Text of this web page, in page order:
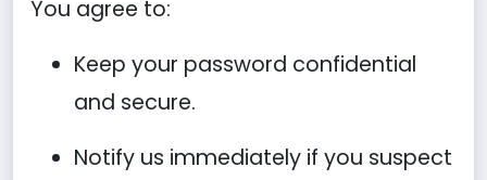
You agree to:
Keep your password confidential
and secure.
Notify us immediately if you suspect